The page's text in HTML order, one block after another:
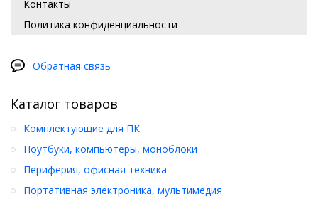
Контакты
Политика конфиденциальности
Обратная связь
Каталог товаров
Комплектующие для ПК
Ноутбуки, компьютеры, моноблоки
Периферия, офисная техника
Портативная электроника, мультимедия